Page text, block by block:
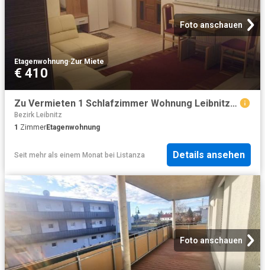
Foto anschauen
Etagenwohnung·Zur Miete
€ 410
Zu Vermieten 1 Schlafzimmer Wohnung Leibnitz AUT DS102341241
Bezirk Leibnitz
1 ZimmerEtagenwohnung
Seit mehr als einem Monat bei Listanza Details ansehen
Foto anschauen